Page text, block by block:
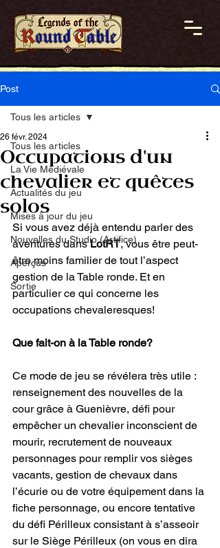
Post
Tous les articles
La Vie Médiévale
Actualités du jeu
Mises à jour du jeu
Nouvelles du Studio (Artifice)
Aperçus
Sortie
Tous les articles
Occupations d'un
chevalier et quêtes
solos
26 févr. 2024
Si vous avez déjà entendu parler des
aventures dans LotRT, vous être peut-
être moins familier de tout l’aspect
gestion de la Table ronde. Et en
particulier ce qui concerne les
occupations chevaleresques!
Que fait-on à la Table ronde?
Ce mode de jeu se révélera très utile :
renseignement des nouvelles de la
cour grâce à Guenièvre, défi pour
empêcher un chevalier inconscient de
mourir, recrutement de nouveaux
personnages pour remplir vos sièges
vacants, gestion de chevaux dans
l’écurie ou de votre équipement dans la
fiche personnage, ou encore tentative
du défi Périlleux consistant à s’asseoir
sur le Siège Périlleux (on vous en dira